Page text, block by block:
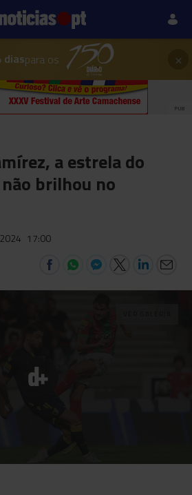
diaspara os ×
PUB
a estrela do
brilhou no
17:00